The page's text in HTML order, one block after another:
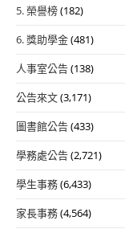
5. 榮譽榜(182)
6. 獎助學金(481)
人事室公告(138)
公告來文(3,171)
圖書館公告(433)
學務處公告(2,721)
學生事務(6,433)
家長事務(4,564)